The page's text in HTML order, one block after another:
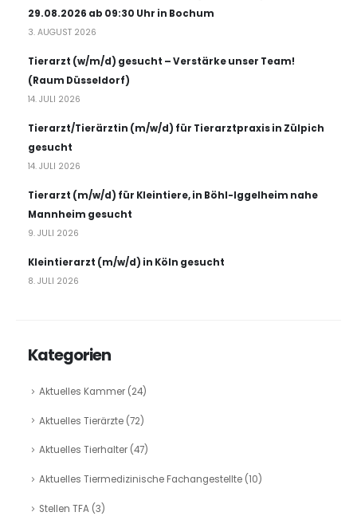
29.08.2026 ab 09:30 Uhr in Bochum
3. AUGUST 2026
Tierarzt (w/m/d) gesucht – Verstärke unser Team!
(Raum Düsseldorf)
14. JULI 2026
Tierarzt/Tierärztin (m/w/d) für Tierarztpraxis in Zülpich
gesucht
14. JULI 2026
Tierarzt (m/w/d) für Kleintiere, in Böhl-Iggelheim nahe
Mannheim gesucht
9. JULI 2026
Kleintierarzt (m/w/d) in Köln gesucht
8. JULI 2026
Kategorien
Aktuelles Kammer (24)
Aktuelles Tierärzte(72)
Aktuelles Tierhalter (47)
Aktuelles Tiermedizinische Fachangestellte(10)
Stellen TFA(3)